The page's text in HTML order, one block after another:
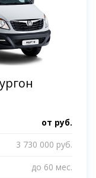
от руб.
3 730 000 руб.
до 60 мес.